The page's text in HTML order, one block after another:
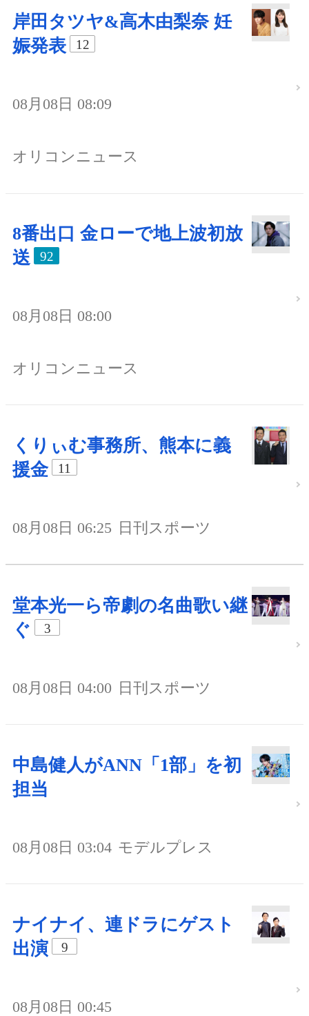
岸田タツヤ&高木由梨奈 妊
娠発表
12
08月08日 08:09
オリコンニュース
8番出口 金ローで地上波初放
送
92
08月08日 08:00
オリコンニュース
くりぃむ事務所、熊本に義
援金
11
08月08日 06:25 日刊スポーツ
堂本光一ら帝劇の名曲歌い継
ぐ
3
08月08日 04:00 日刊スポーツ
中島健人がANN「1部」を初
担当
08月08日 03:04 モデルプレス
ナイナイ、連ドラにゲスト
出演
9
08月08日 00:45